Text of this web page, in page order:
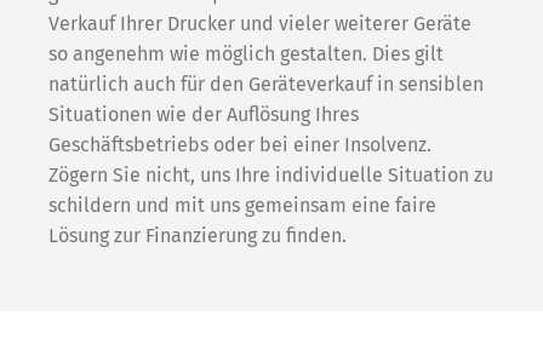
Verkauf Ihrer Drucker und vieler weiterer Geräte
so angenehm wie möglich gestalten. Dies gilt
natürlich auch für den Geräteverkauf in sensiblen
Situationen wie der Auflösung Ihres
Geschäftsbetriebs oder bei einer Insolvenz.
Zögern Sie nicht, uns Ihre individuelle Situation zu
schildern und mit uns gemeinsam eine faire
Lösung zur Finanzierung zu finden.